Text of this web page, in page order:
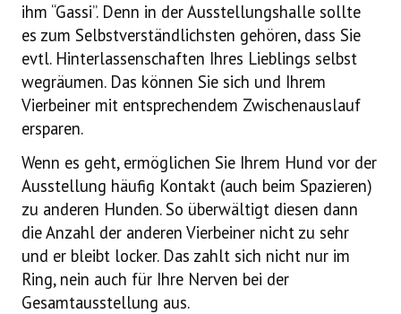
ihm “Gassi”. Denn in der Ausstellungshalle sollte
es zum Selbstverständlichsten gehören, dass Sie
evtl. Hinterlassenschaften Ihres Lieblings selbst
wegräumen. Das können Sie sich und Ihrem
Vierbeiner mit entsprechendem Zwischenauslauf
ersparen.
Wenn es geht, ermöglichen Sie Ihrem Hund vor der
Ausstellung häufig Kontakt (auch beim Spazieren)
zu anderen Hunden. So überwältigt diesen dann
die Anzahl der anderen Vierbeiner nicht zu sehr
und er bleibt locker. Das zahlt sich nicht nur im
Ring, nein auch für Ihre Nerven bei der
Gesamtausstellung aus.